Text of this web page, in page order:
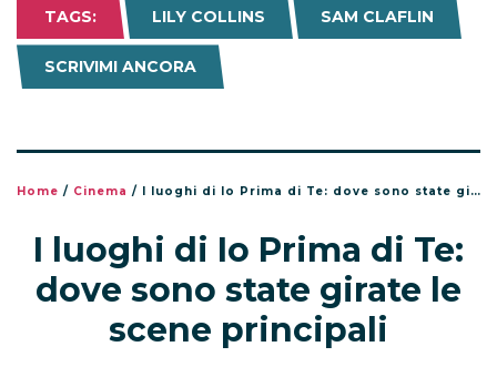
TAGS: LILY COLLINS SAM CLAFLIN
SCRIVIMI ANCORA
Home / Cinema / I luoghi di Io Prima di Te: dove sono state girate le scene principali
I luoghi di Io Prima di Te:
dove sono state girate le
scene principali